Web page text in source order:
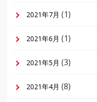
2021年7月 (1)
2021年6月 (1)
2021年5月 (3)
2021年4月 (8)